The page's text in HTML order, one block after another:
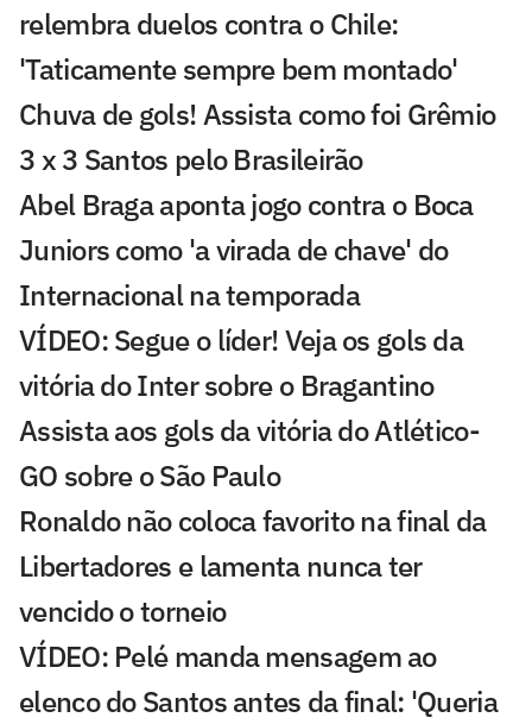
relembra duelos contra o Chile:
'Taticamente sempre bem montado'
Chuva de gols! Assista como foi Grêmio
3 x 3 Santos pelo Brasileirão
Abel Braga aponta jogo contra o Boca
Juniors como 'a virada de chave' do
Internacional na temporada
VÍDEO: Segue o líder! Veja os gols da
vitória do Inter sobre o Bragantino
Assista aos gols da vitória do Atlético-
GO sobre o São Paulo
Ronaldo não coloca favorito na final da
Libertadores e lamenta nunca ter
vencido o torneio
VÍDEO: Pelé manda mensagem ao
elenco do Santos antes da final: 'Queria